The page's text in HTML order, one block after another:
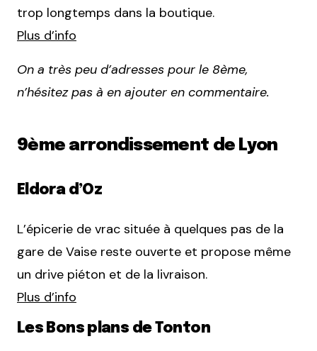
trop longtemps dans la boutique.
Plus d’info
On a très peu d’adresses pour le 8ème,
n’hésitez pas à en ajouter en commentaire.
9ème arrondissement de Lyon
Eldora d’Oz
L’épicerie de vrac située à quelques pas de la
gare de Vaise reste ouverte et propose même
un drive piéton et de la livraison.
Plus d’info
Les Bons plans de Tonton